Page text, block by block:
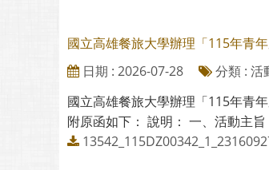
國立高雄餐旅大學辦理「115年青
日期 : 2026-07-28
分類 : 活
國立高雄餐旅大學辦理「115年青
附原函如下： 說明： 一、活動主